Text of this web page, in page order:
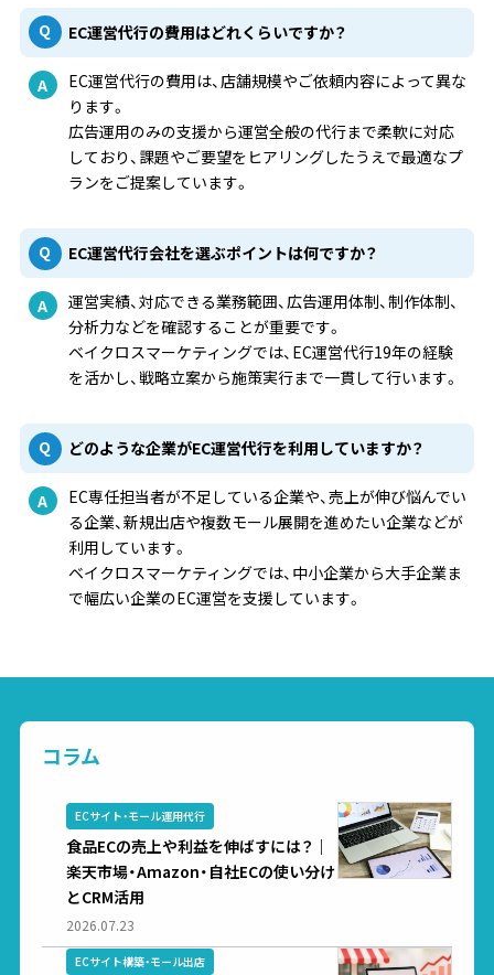
EC運営代行の費用はどれくらいですか？
EC運営代行の費用は、店舗規模やご依頼内容によって異な
ります。
広告運用のみの支援から運営全般の代行まで柔軟に対応
しており、課題やご要望をヒアリングしたうえで最適なプ
ランをご提案しています。
EC運営代行会社を選ぶポイントは何ですか？
運営実績、対応できる業務範囲、広告運用体制、制作体制、
分析力などを確認することが重要です。
ベイクロスマーケティングでは、EC運営代行19年の経験
を活かし、戦略立案から施策実行まで一貫して行います。
どのような企業がEC運営代行を利用していますか？
EC専任担当者が不足している企業や、売上が伸び悩んでい
る企業、新規出店や複数モール展開を進めたい企業などが
利用しています。
ベイクロスマーケティングでは、中小企業から大手企業ま
で幅広い企業のEC運営を支援しています。
コラム
ECサイト・モール運用代行
食品ECの売上や利益を伸ばすには？｜
楽天市場・Amazon・自社ECの使い分け
とCRM活用
2026.07.23
ECサイト構築・モール出店